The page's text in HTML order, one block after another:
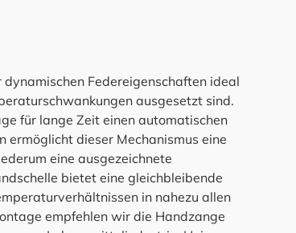
Federeigenschaften ideal
ausgesetzt sind.
für lange Zeit einen automatischen
ermöglicht dieser Mechanismus eine
eine ausgezeichnete
bietet eine gleichbleibende
in nahezu allen
empfehlen wir die Handzange